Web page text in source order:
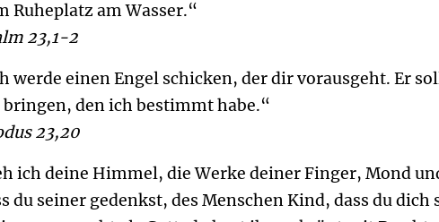
Ruheplatz am Wasser.“
23,1-2
werde einen Engel schicken, der dir vorausgeht. Er
bringen, den ich bestimmt habe.“
23,20
ich deine Himmel, die Werke deiner Finger, Mond
du seiner gedenkst, des Menschen Kind, dass du